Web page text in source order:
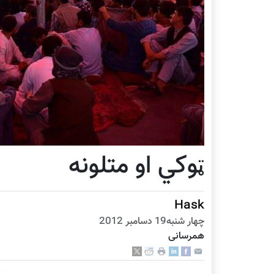
ټوکي او متلونه
Hask
چهار شنبه19 دسامبر 2012
همرسانی